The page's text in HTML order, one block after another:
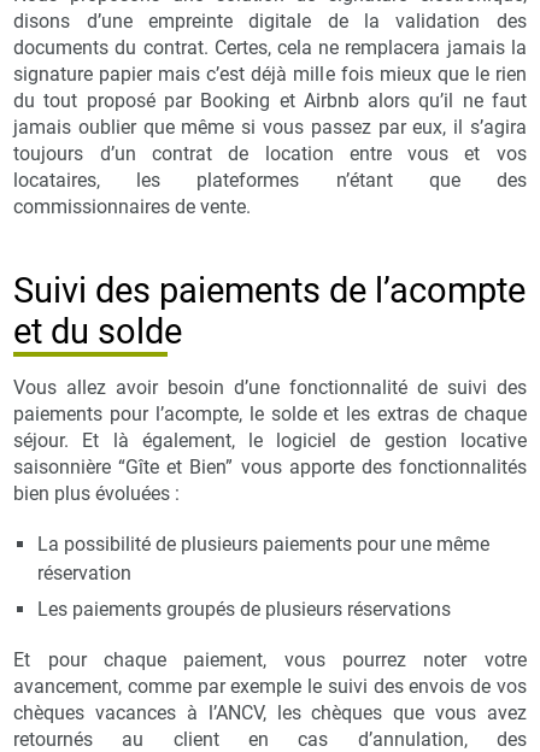
disons d’une empreinte digitale de la validation des
documents du contrat. Certes, cela ne remplacera jamais la
signature papier mais c’est déjà mille fois mieux que le rien
du tout proposé par Booking et Airbnb alors qu’il ne faut
jamais oublier que même si vous passez par eux, il s’agira
toujours d’un contrat de location entre vous et vos
locataires, les plateformes n’étant que des
commissionnaires de vente.
Suivi des paiements de l’acompte
et du solde
Vous allez avoir besoin d’une fonctionnalité de suivi des
paiements pour l’acompte, le solde et les extras de chaque
séjour. Et là également, le logiciel de gestion locative
saisonnière “Gîte et Bien” vous apporte des fonctionnalités
bien plus évoluées :
La possibilité de plusieurs paiements pour une même
réservation
Les paiements groupés de plusieurs réservations
Et pour chaque paiement, vous pourrez noter votre
avancement, comme par exemple le suivi des envois de vos
chèques vacances à l’ANCV, les chèques que vous avez
retournés au client en cas d’annulation, des